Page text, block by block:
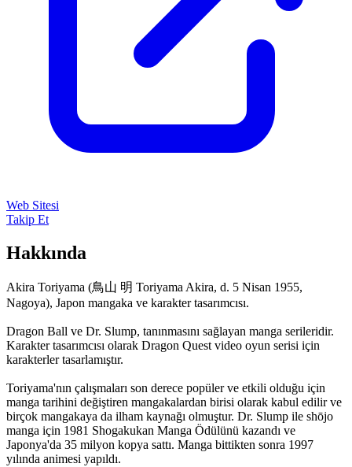
Web Sitesi
Takip Et
Hakkında
Akira Toriyama (鳥山 明 Toriyama Akira, d. 5 Nisan 1955,
Nagoya), Japon mangaka ve karakter tasarımcısı.
Dragon Ball ve Dr. Slump, tanınmasını sağlayan manga serileridir.
Karakter tasarımcısı olarak Dragon Quest video oyun serisi için
karakterler tasarlamıştır.
Toriyama'nın çalışmaları son derece popüler ve etkili olduğu için
manga tarihini değiştiren mangakalardan birisi olarak kabul edilir ve
birçok mangakaya da ilham kaynağı olmuştur. Dr. Slump ile shōjo
manga için 1981 Shogakukan Manga Ödülünü kazandı ve
Japonya'da 35 milyon kopya sattı. Manga bittikten sonra 1997
yılında animesi yapıldı.